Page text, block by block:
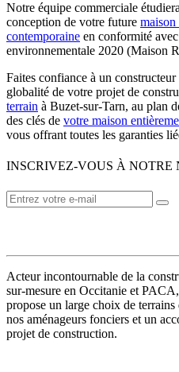
Notre équipe commerciale
conception de votre future
contemporaine en conformité
environnementale 2020 (Maison
Faites confiance à un
globalité de votre projet de
terrain à Buzet-sur-Tarn, au plan
des clés de votre maison
vous offrant toutes les garanties
INSCRIVEZ-VOUS À NOTRE
Acteur incontournable de la
sur-mesure en Occitanie et
propose un large choix de
nos aménageurs fonciers et un
projet de construction.